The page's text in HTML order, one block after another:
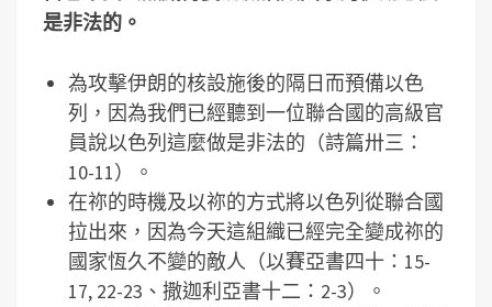
是非法的。
為攻擊伊朗的核設施後的隔日而預備以色
列，因為我們已經聽到一位聯合國的高級官
員說以色列這麼做是非法的（詩篇卅三：
10-11）。
在祢的時機及以祢的方式將以色列從聯合國
拉出來，因為今天這組織已經完全變成祢的
國家恆久不變的敵人（以賽亞書四十：15-
17, 22-23、撒迦利亞書十二：2-3）。